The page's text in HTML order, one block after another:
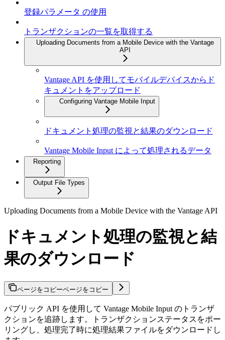
登録パラメータ の使用
トランザクションの一覧を取得する
Uploading Documents from a Mobile Device with the Vantage
API
Vantage API を使用してモバイルデバイスからド
キュメントをアップロード
Configuring Vantage Mobile Input
ドキュメント処理の監視と結果のダウンロード
Vantage Mobile Input によって処理されるデータ
Reporting
Output File Types
Uploading Documents from a Mobile Device with the Vantage API
ドキュメント処理の監視と結
果のダウンロード
ページをコピーページをコピー
パブリック API を使用して Vantage Mobile Input のトランザ
クションを追跡します。トランザクションステータスをポー
リングし、処理完了時に処理結果ファイルをダウンロードし